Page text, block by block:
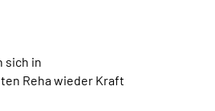
sich in
Reha wieder Kraft